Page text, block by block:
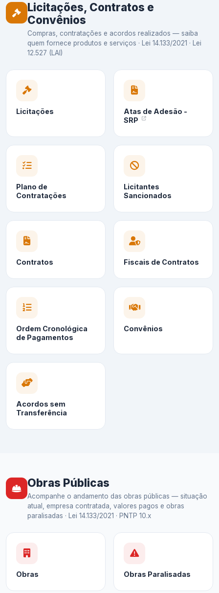
Licitações, Contratos e
Convênios
Compras, contratações e acordos realizados — saiba
quem fornece produtos e serviços · Lei 14.133/2021 · Lei
12.527 (LAI)
Licitações
Atas de Adesão -
SRP
Plano de
Contratações
Licitantes
Sancionados
Contratos Fiscais de Contratos
Ordem Cronológica
de Pagamentos
Convênios
Acordos sem
Transferência
Obras Públicas
Acompanhe o andamento das obras públicas — situação
atual, empresa contratada, valores pagos e obras
paralisadas · Lei 14.133/2021 · PNTP 10.x
Obras Obras Paralisadas